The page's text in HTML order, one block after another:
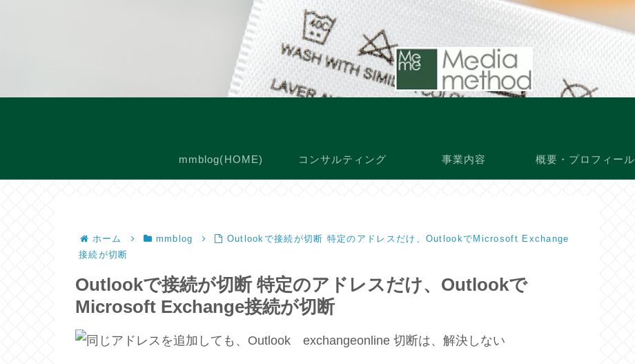
mmblog(HOME) コンサルティング 事業内容 概要・プロフィール
ホーム mmblog
Outlookで接続が切断 特定のアドレスだけ、OutlookでMicrosoft Exchange
接続が切断
Outlookで接続が切断 特定のアドレスだけ、Outlookで
Microsoft Exchange接続が切断